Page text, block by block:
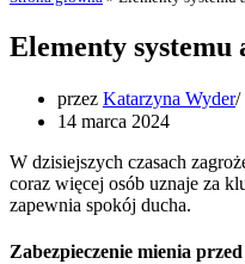
Elementy
przez Katarzyna Wyder
14 marca 2024
W dzisiejszych czasach
coraz więcej osób uznaje za
zapewnia spokój ducha.
Zabezpieczenie mienia